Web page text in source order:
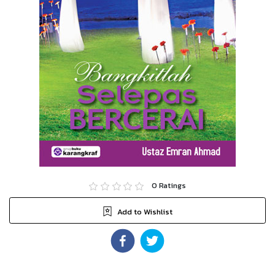
0 Ratings
Add to Wishlist